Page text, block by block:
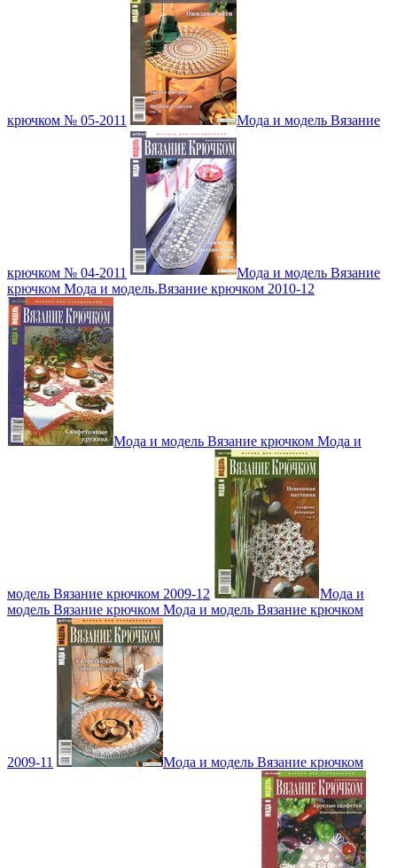
крючком № 05-2011 Мода и модель Вязание
крючком № 04-2011
Мода и модель Вязание
крючком Мода и модель.Вязание крючком 2010-12
Мода и модель Вязание крючком Мода и
модель Вязание крючком 2009-12
Мода и
модель Вязание крючком Мода и модель Вязание крючком
2009-11 Мода и модель Вязание крючком